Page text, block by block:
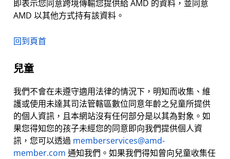
即表示您同意跨境傳輸您提供給 AMD 的資料，並同意
AMD 以其他方式持有該資料。
回到頁首
兒童
我們不會在未遵守適用法律的情況下，明知而收集、維
護或使用未達其司法管轄區數位同意年齡之兒童所提供
的個人資訊，且本網站沒有任何部分是以其為對象。如
果您得知您的孩子未經您的同意即向我們提供個人資
訊，您可以透過 memberservices@amd-
member.com 通知我們。如果我們得知曾向兒童收集任